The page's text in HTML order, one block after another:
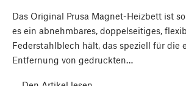
Das Original Prusa Magnet-Heizbett ist
es ein abnehmbares, doppelseitiges,
Federstahlblech hält, das speziell für die
Entfernung von gedruckten…